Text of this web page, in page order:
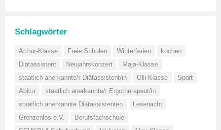
Schlagwörter
Arthur-Klasse Freie Schulen Winterferien
kochen
Diätassistent
Neujahrskonzert
Maja-Klasse
staatlich anerkannte/r Diätassistent/in
Olli-Klasse
Sport
Abitur
staatlich anerkannte/r Ergotherapeut/in
staatlich anerkannte Diätassistenten
Lesenacht
Grenzenlos e.V.
Berufsfachschule